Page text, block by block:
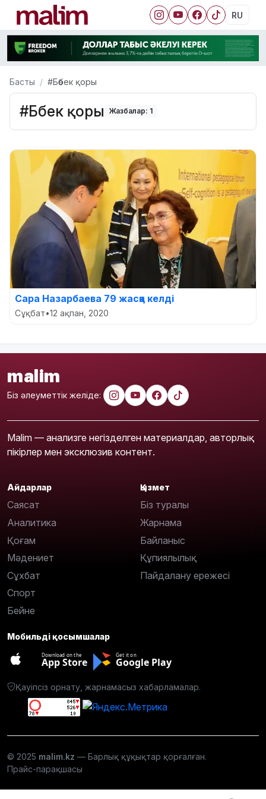
RU
Басты #Бөбек қоры
#Бөбек қоры Жазбалар: 1
Сара Назарбаева 79 жасқа келді
Сұқбат•12 ақпан, 2020
malim
Біз әлеуметтік желіде:
Malim — анализге негізделген материалдар, авторлық
пікірлер мен эксклюзив контент.
Айдарлар
Саясат
Аналитика
Қоғам
Мәдениет
Сұхбат
Спорт
Бейне
Қызмет
Біз туралы
Жарнама
Байланыс
Құпиялылық
Пайдалану ережесі
Мобильді қосымшалар
Download on the
App Store
Get it on
Google Play
Қауіпсіз орнату, жарнамасыз хабарламалар.
© 2025 malim.kz — Барлық құқықтар қорғалған.
Прайс-парақшасы